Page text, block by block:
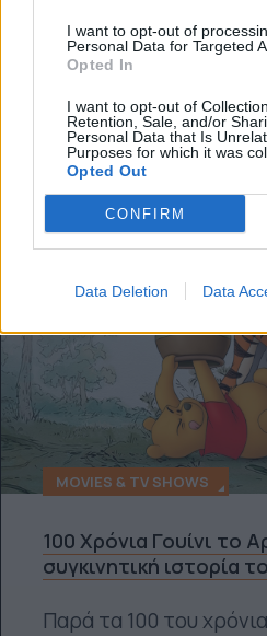
I want to opt-out of
Personal Data for Targeted
Opted In
I want to opt-out of
Retention, Sale, and/or
Personal Data that Is
Purposes for which it was
Opted Out
CONFIRM
Data Deletion Data
πρώτος όλα τα τελευταία
ΔΙΑΒΆΣΤΕ
MOVIES & TV SHOWS
100 Χρόνια Γουίνι το
συγκινητική ιστορία
Παρά τα 100 του